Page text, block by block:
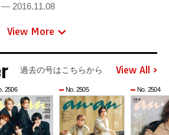
— 2016.11.08
View More
過去の号はこちらから View All
2506 No. 2505 No. 2504